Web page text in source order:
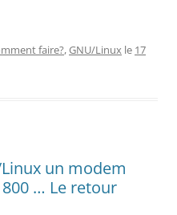
faire?,GNU/Linux le 17
un modem
800 … Le retour